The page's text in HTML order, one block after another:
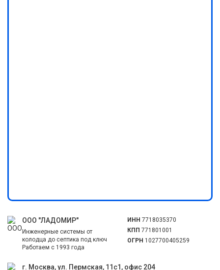
ООО "ЛАДОМИР"
Инженерные системы от
колодца до септика под ключ
Работаем с 1993 года
ИНН 7718035370
КПП 771801001
ОГРН 1027700405259
г. Москва, ул. Пермская, 11с1, офис 204